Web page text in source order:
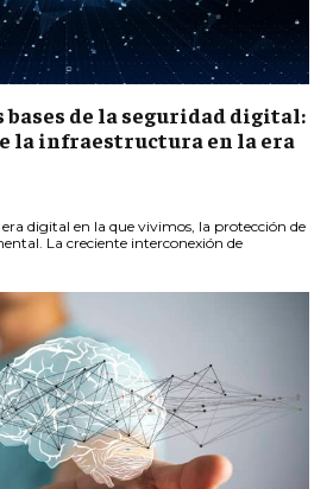
bases de la seguridad digital:
la infraestructura en la era
digital en la que vivimos, la protección de
La creciente interconexión de